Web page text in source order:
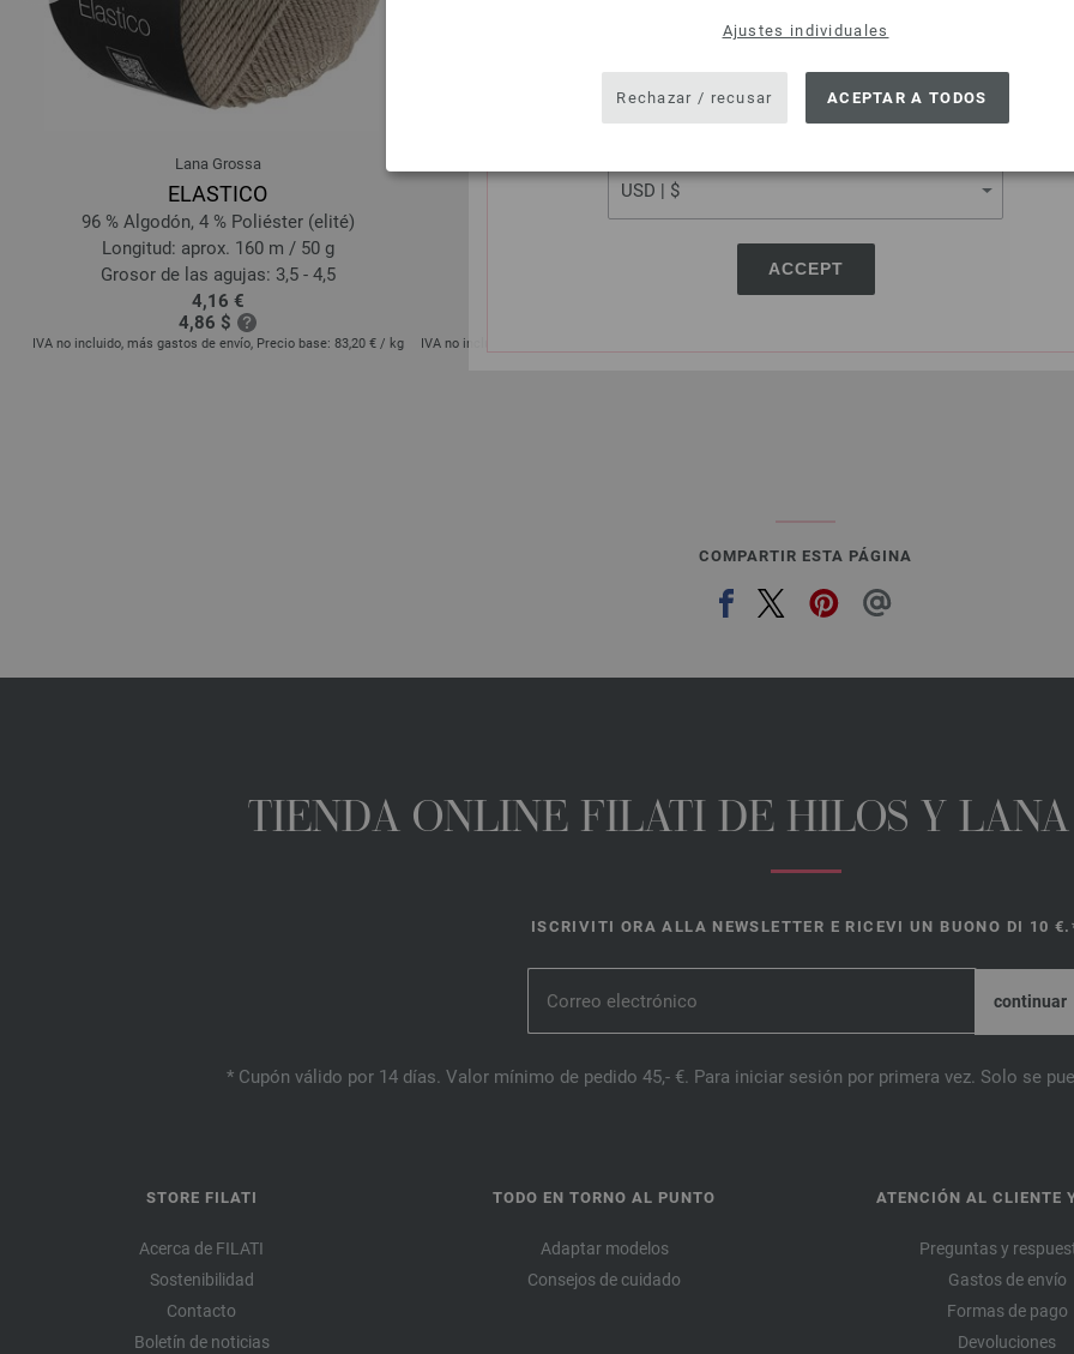
ACCEPT
Ajustes individuales
Rechazar / recusar ACEPTAR A TODOS
Lana Grossa
ELASTICO
96 % Algodón, 4 % Poliéster (elité)
Longitud: aprox. 160 m / 50 g
Grosor de las agujas: 3,5 - 4,5
4,16 €
4,86 $
IVA no incluido, más gastos de envío, Precio base: 83,20 € / kg
COOL WOOL
100 % Lana virgen merino
IVA no incluido, más gastos de envío, Precio base:
BINGO Uni/
100 % Lana virgen
COMPARTIR ESTA PÁGINA
TIENDA ONLINE FILATI DE HILOS Y LANA
ISCRIVITI ORA ALLA NEWSLETTER E RICEVI UN BUONO DI 10
* Cupón válido por 14 días. Valor mínimo de pedido 45,- €. Para iniciar sesión por primera vez. Solo se
STORE FILATI
Acerca de FILATI
Sostenibilidad
Contacto
Boletín de noticias
TODO EN TORNO AL PUNTO
Adaptar modelos
Consejos de cuidado
ATENCIÓN AL CLIENTE
Preguntas y
Gastos de envío
Formas de pago
Devoluciones